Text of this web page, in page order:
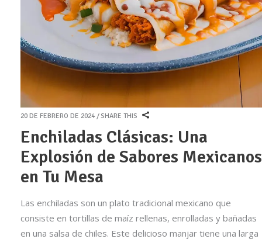
20 DE FEBRERO DE 2024 SHARE THIS
Enchiladas Clásicas: Una
Explosión de Sabores Mexicanos
en Tu Mesa
Las enchiladas son un plato tradicional mexicano que
consiste en tortillas de maíz rellenas, enrolladas y bañadas
en una salsa de chiles. Este delicioso manjar tiene una larga